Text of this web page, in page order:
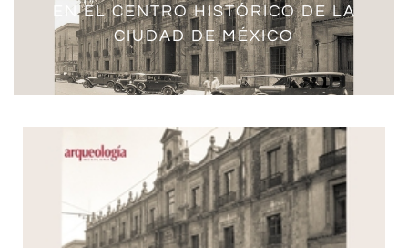
EN EL CENTRO HISTÓRICO DE LA
CIUDAD DE MÉXICO